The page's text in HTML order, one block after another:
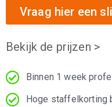
Vraag hier een
Bekijk de prijzen >
Binnen 1 week
Hoge staffelkorting